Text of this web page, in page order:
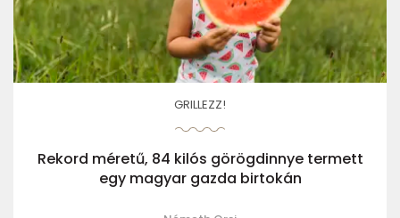
GRILLEZZ!
Rekord méretű, 84 kilós görögdinnye termett
egy magyar gazda birtokán